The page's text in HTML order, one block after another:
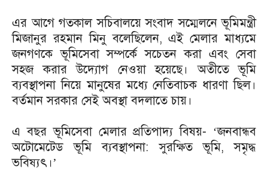
এর আগে গতকাল সচিবালয়ে সংবাদ সম্মেলনে ভূমিমন্ত্রী
মিজানুর রহমান মিনু বলেছিলেন, এই মেলার মাধ্যমে
জনগণকে ভূমিসেবা সম্পর্কে সচেতন করা এবং সেবা
সহজ করার উদ্যোগ নেওয়া হয়েছে। অতীতে ভূমি
ব্যবস্থাপনা নিয়ে মানুষের মধ্যে নেতিবাচক ধারণা ছিল।
বর্তমান সরকার সেই অবস্থা বদলাতে চায়।
এ বছর ভূমিসেবা মেলার প্রতিপাদ্য বিষয়- ‌‘জনবান্ধব
অটোমেটেড ভূমি ব্যবস্থাপনা: সুরক্ষিত ভূমি, সমৃদ্ধ
ভবিষ্যৎ।’